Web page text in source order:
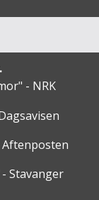
- NRK
Stavanger